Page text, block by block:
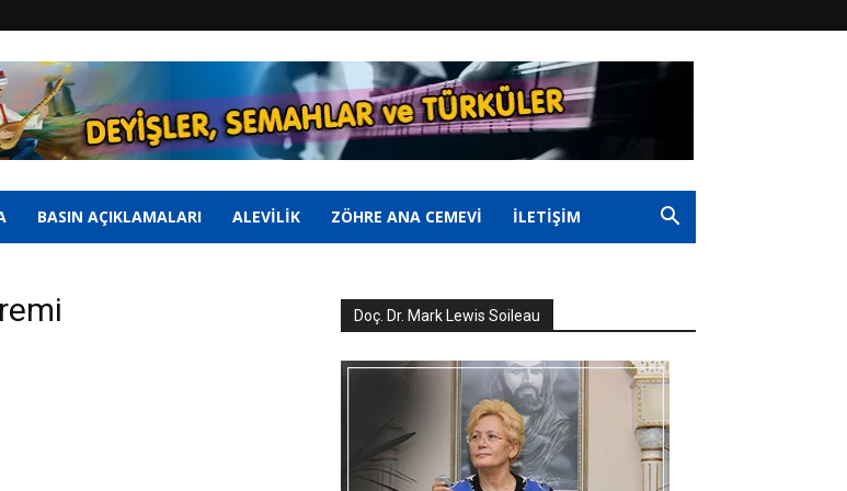
BASIN AÇIKLAMALARI ALEVİLİK ZÖHRE ANA CEMEVİ İLETİŞİM
Doç. Dr. Mark Lewis Soileau